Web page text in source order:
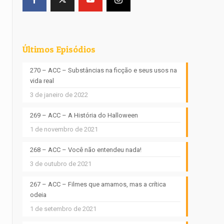
Últimos Episódios
270 – ACC – Substâncias na ficção e seus usos na
vida real
3 de janeiro de 2022
269 – ACC – A História do Halloween
1 de novembro de 2021
268 – ACC – Você não entendeu nada!
3 de outubro de 2021
267 – ACC – Filmes que amamos, mas a crítica
odeia
1 de setembro de 2021